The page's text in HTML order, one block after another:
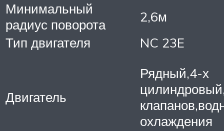
Минимальный
радиус поворота
2,6м
Тип двигателя
NC 23E
Двигатель
Рядный,4-х
охлаждения